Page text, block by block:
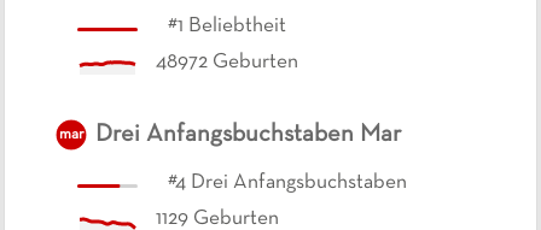
#1 Beliebtheit
48972 Geburten
mar Drei Anfangsbuchstaben Mar
#4 Drei Anfangsbuchstaben
1129 Geburten